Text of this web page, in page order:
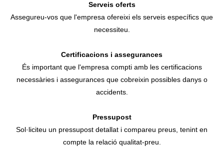
Serveis oferts
Assegureu-vos que l'empresa ofereixi els serveis específics que
necessiteu.
Certificacions i assegurances
És important que l'empresa compti amb les certificacions
necessàries i assegurances que cobreixin possibles danys o
accidents.
Pressupost
Sol·liciteu un pressupost detallat i compareu preus, tenint en
compte la relació qualitat-preu.